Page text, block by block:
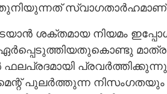
തടയാൻ ശക്തമായ നിയമം
പുലർത്തുന്ന